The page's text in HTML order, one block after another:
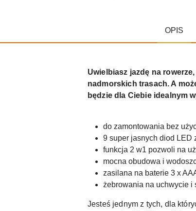
OPIS
Uwielbiasz jazdę na
nadmorskich trasach. A
będzie dla Ciebie idealnym
do zamontowania bez
9 super jasnych diod LED
funkcja 2 w1 pozwoli na
mocna obudowa i
zasilana na baterie 3 x
żebrowania na uchwycie i
Jesteś jednym z tych, dla